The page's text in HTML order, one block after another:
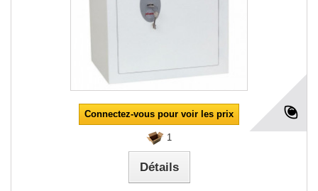
Connectez-vous pour voir les prix
1
Détails